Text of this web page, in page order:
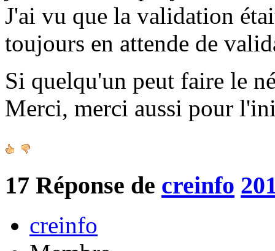
J'ai vu que la validation
toujours en attende de
Si quelqu'un peut faire le
Merci, merci aussi pour
17 Réponse de creinfo
creinfo